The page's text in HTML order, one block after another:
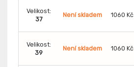
Velikost:
37
Není skladem 1060 Kč
Velikost:
39
Není skladem 1060 Kč